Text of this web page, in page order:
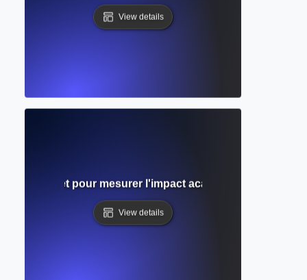
View details
complet pour mesurer l'impact académique et
View details